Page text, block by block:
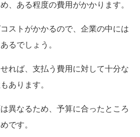
、ある程度の費用がかかります。
ストがかかるので、企業の中には
るでしょう。
れば、支払う費用に対して十分な
あります。
異なるため、予算に合ったところ
です。